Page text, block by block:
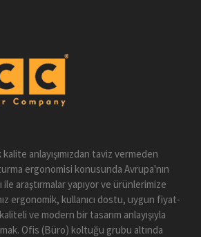
anlayışımızdan taviz vermeden
ergonomisi konusunda Avrupa'nın
araştırmalar yapıyor ve ürünlerimize
ergonomik, kullanıcı dostu, uygun fiyat-
ve modern bir tasarım anlayışıyla
Ofis (Büro) koltuğu grubu altında